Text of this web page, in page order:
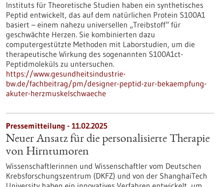
Instituts für Theoretische Studien haben ein synthetisches
Peptid entwickelt, das auf dem natürlichen Protein S100A1
basiert – einem nahezu universellen „Treibstoff“ für
geschwächte Herzen. Sie kombinierten dazu
computergestützte Methoden mit Laborstudien, um die
therapeutische Wirkung des sogenannten S100A1ct-
Peptidmoleküls zu untersuchen.
https://www.gesundheitsindustrie-
bw.de/fachbeitrag/pm/designer-peptid-zur-bekaempfung-
akuter-herzmuskelschwaeche
Pressemitteilung - 11.02.2025
Neuer Ansatz für die personalisierte Therapie
von Hirntumoren
Wissenschaftlerinnen und Wissenschaftler vom Deutschen
Krebsforschungszentrum (DKFZ) und von der ShanghaiTech